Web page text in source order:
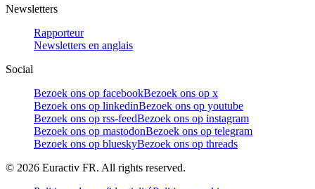
Newsletters
Rapporteur
Newsletters en anglais
Social
Bezoek ons op facebookBezoek ons op x
Bezoek ons op linkedinBezoek ons op youtube
Bezoek ons op rss-feedBezoek ons op instagram
Bezoek ons op mastodonBezoek ons op telegram
Bezoek ons op blueskyBezoek ons op threads
© 2026 Euractiv FR. All rights reserved.